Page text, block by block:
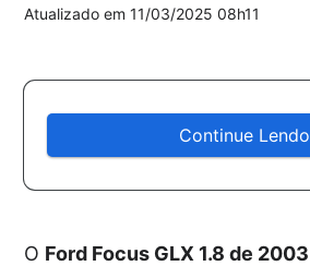
Atualizado em11/03/2025 08h11
Continue Lendo
O Ford Focus GLX 1.8 de 2003